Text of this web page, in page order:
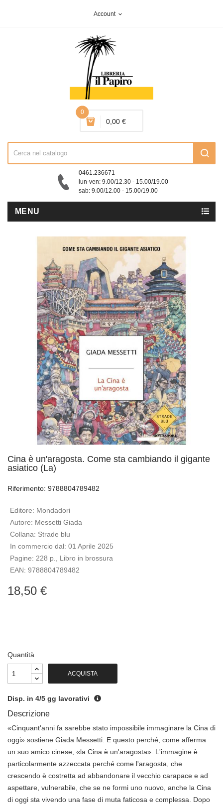
Account expand_more
0
0,00 €
0461.236671
lun-ven: 9.00/12.30 - 15.00/19.00
sab: 9.00/12.00 - 15.00/19.00
MENU
Cina è un'aragosta. Come sta cambiando il gigante
asiatico (La)
Riferimento: 9788804789482
Editore: Mondadori
Autore: Messetti Giada
Collana: Strade blu
In commercio dal: 01 Aprile 2025
Pagine: 228 p., Libro in brossura
EAN: 9788804789482
18,50 €
Quantità
ACQUISTA
Disp. in 4/5 gg lavorativi
Descrizione
«Cinquant'anni fa sarebbe stato impossibile immaginare la Cina di
oggi» sostiene Giada Messetti. E questo perché, come afferma
un suo amico cinese, «la Cina è un'aragosta». L'immagine è
particolarmente azzeccata perché come l'aragosta, che
crescendo è costretta ad abbandonare il vecchio carapace e ad
aspettare, vulnerabile, che se ne formi uno nuovo, anche la Cina
di oggi sta vivendo una fase di muta faticosa e complessa. Dopo